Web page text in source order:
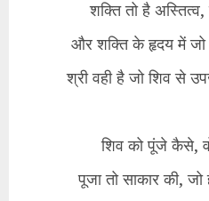
शक्ति तो है
और शक्ति के हृदय में जो
श्री वही है जो शिव से
शिव को पूंजे कैसे,
पूजा तो साकार की,